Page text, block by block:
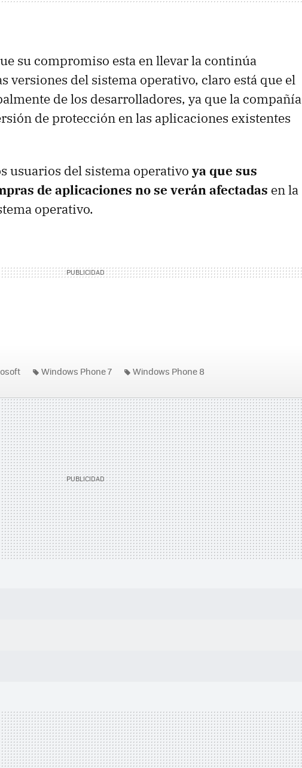
su compromiso esta en llevar la continúa
versiones del sistema operativo, claro está que el
de los desarrolladores, ya que la compañía
de protección en las aplicaciones existentes
usuarios del sistema operativo ya que sus
de aplicaciones no se verán afectadas en la
operativo.
Windows Phone 7 Windows Phone 8